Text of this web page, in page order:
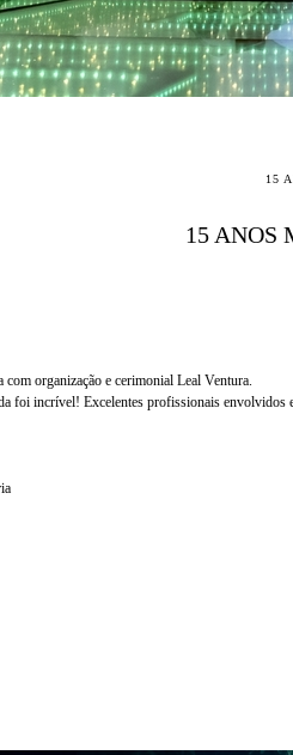
15
15 ANOS
com organização e cerimonial Leal Ventura.
foi incrível! Excelentes profissionais envolvidos